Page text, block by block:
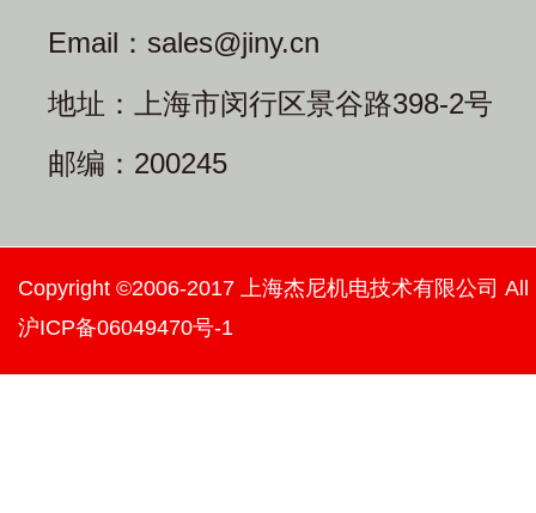
Email：sales@jiny.cn
地址：上海市闵行区景谷路398-2号
邮编：200245
Copyright ©2006-2017 上海杰尼机电技术有限公司 All
沪ICP备06049470号-1